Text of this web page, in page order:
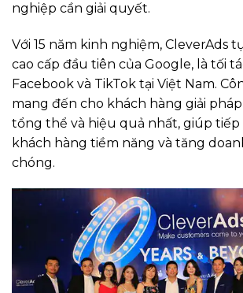
nghiệp cần giải quyết.
Với 15 năm kinh nghiệm, CleverAds
cao cấp đầu tiên của Google, là tối
Facebook và TikTok tại Việt Nam.
mang đến cho khách hàng giải
tổng thể và hiệu quả nhất, giúp tiếp
khách hàng tiềm năng và tăng
chóng.